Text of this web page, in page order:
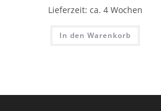
Lieferzeit: ca. 4 Wochen
In den Warenkorb